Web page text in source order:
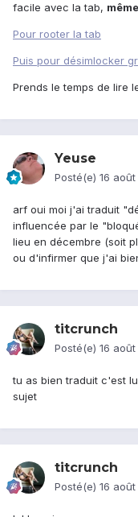
facile avec la tab,
Pour rooter la tab
Puis pour désimlocker
Prends le temps de lire
Yeuse
Posté(e) 16 août
arf oui moi j'ai traduit
influencée par le
lieu en décembre (soit
ou d'infirmer que j'ai
titcrunch
Posté(e) 16 août
tu as bien traduit c'est
sujet
titcrunch
Posté(e) 16 août